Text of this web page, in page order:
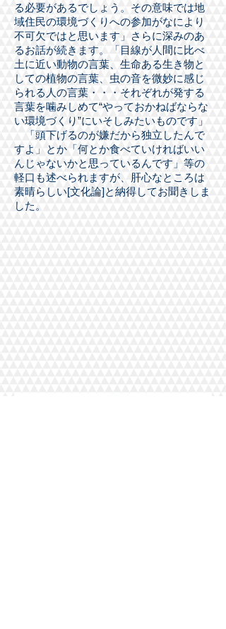
る必要があるでしょう。その意味では地
域住民の環境づくりへの参加がなにより
不可欠ではと思います」さらに深みのあ
るお話が続きます。「目線が人間に比べ
土に近い動物の言葉、生命ある生き物と
しての植物の言葉、虫の音を微妙に感じ
られる人の言葉・・・それぞれが発する
言葉を噛みしめて“やっておかねばならな
い環境づくり”にいそしみたいものです」
「頭下げるのが嫌だから独立したんで
すよ」とか「何とか食べていければいい
んじゃないかと思っているんです」等の
軽口も述べられますが、肝心なところは
素晴らしい[文化論]と納得してお聞きしま
した。